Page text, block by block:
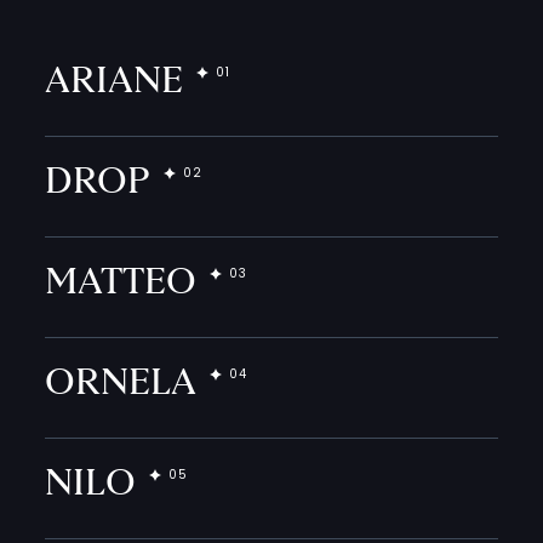
ARIANE
DROP
MATTEO
ORNELA
NILO